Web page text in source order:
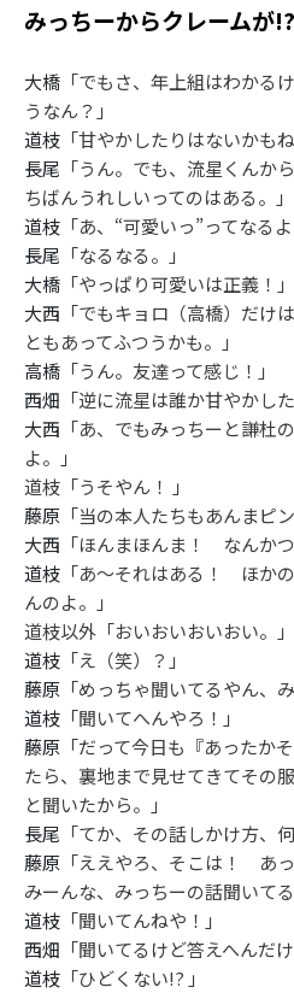
ゲッターズ飯田
MISS SEVENTEEN
ミスセブンティーンニュ
MAGAZINE
バックナンバー
INFORMATION
Seventeenについて
Follow
ST
みっちーからクレームが!?
大橋 「でもさ、年上組はわかる
うなん？」
道枝 「甘やかしたりはないかもね
長尾 「うん。でも、流星くんか
ちばんうれしいってのはある。」
道枝 「あ、“可愛いっ”ってなるよ
長尾 「なるなる。」
大橋 「やっぱり可愛いは正義！」
大西 「でもキョロ（高橋）だけ
ともあってふつうかも。」
高橋 「うん。友達って感じ！」
西畑 「逆に流星は誰か甘やかし
大西 「あ、でもみっちーと謙杜
よ。」
道枝「うそやん！ 」
藤原 「当の本人たちもあんまピ
大西 「ほんまほんま！ なんか
道枝 「あ〜それはある！ ほか
んのよ。」
道枝以外「おいおいおいおい。」
道枝 「え（笑）？」
藤原 「めっちゃ聞いてるやん、
道枝 「聞いてへんやろ！」
藤原 「だって今日も『あったか
たら、裏地まで見せてきてその
と聞いたから。」
長尾 「てか、その話しかけ方、
藤原 「ええやろ、そこは！ あ
みーんな、みっちーの話聞いてる
道枝 「聞いてんねや！」
西畑 「聞いてるけど答えへんだけ
道枝 「ひどくない!? 」